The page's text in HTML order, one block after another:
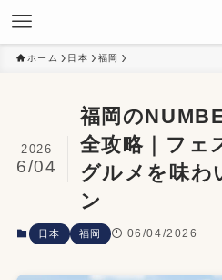
ホーム 日本 福岡
福岡の
全攻略｜フェ
グルメを味わ
ン
2026
6/04
日本 福岡 06/04/2026